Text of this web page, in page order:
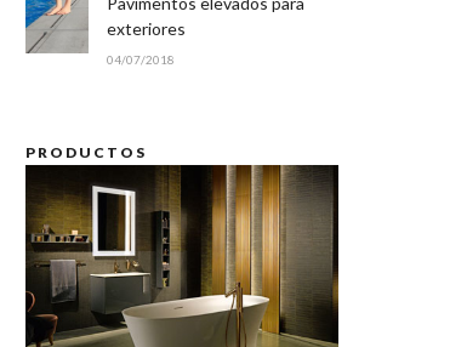
exteriores
04/07/2018
PRODUCTOS